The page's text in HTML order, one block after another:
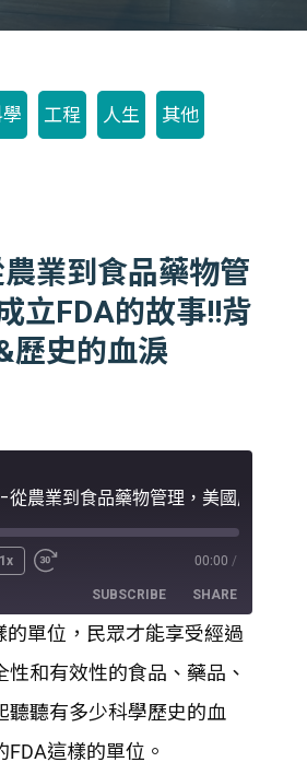
工程 人生 其他
業到食品藥物管
立FDA的故事!!背
歷史的血淚
1x 00:00 /
SUBSCRIBE SHARE
的單位，民眾才能享受經過
性和有效性的食品、藥品、
聽聽有多少科學歷史的血
這樣的單位。